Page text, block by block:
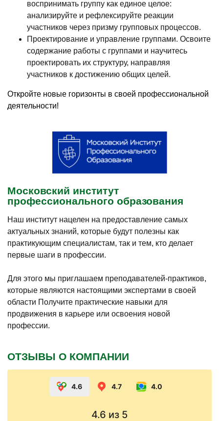
воспринимать группу как единое целое:
анализируйте и рефлексируйте реакции
участников через призму групповых процессов.
Проектирование и управление группами. Освоите
содержание работы с группами и научитесь
проектировать их структуру, направляя
участников к достижению общих целей.
Откройте новые горизонты в своей профессиональной
деятельности!
Московский институт
профессионального образования
Наш институт нацелен на предоставление самых
актуальных знаний, которые будут полезны как
практикующим специалистам, так и тем, кто делает
первые шаги в профессии.
Для этого мы приглашаем преподавателей-практиков,
которые являются настоящими экспертами в своей
области Получите практические навыки для
продвижения в карьере или освоения новой
профессии.
ОТЗЫВЫ О КОМПАНИИ
4.6 4.7 4.0
4.6 из 5